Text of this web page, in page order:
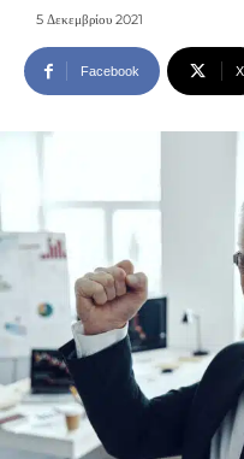
5 Δεκεμβρίου 2021
Facebook X